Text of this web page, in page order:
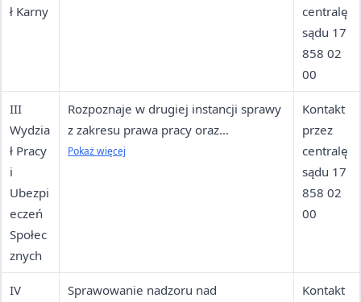
ł Karny
centralę
sądu 17
858 02
00
III
Wydzia
ł Pracy
i
Ubezpi
eczeń
Społec
znych
Rozpoznaje w drugiej instancji sprawy
z zakresu prawa pracy oraz
ubezpieczeń społecznych
Pokaż więcej
Kontakt
przez
centralę
sądu 17
858 02
00
IV
Sprawowanie nadzoru nad
Kontakt